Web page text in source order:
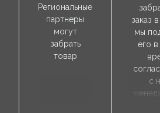
Региональные
партнеры
могут
забрать
товар
заказ
мы
его в
с